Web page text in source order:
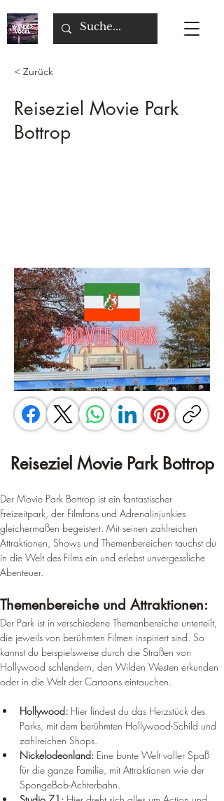
< Zurück
Reiseziel Movie Park
Bottrop
Reiseziel Movie Park Bottrop
Der Movie Park Bottrop ist ein fantastischer
Freizeitpark, der Filmfans und Adrenalinjunkies
gleichermaßen begeistert. Mit seinen zahlreichen
Attraktionen, Shows und Themenbereichen tauchst du
in die Welt des Films ein und erlebst unvergessliche
Abenteuer.
Themenbereiche und Attraktionen:
Der Park ist in verschiedene Themenbereiche unterteilt,
die jeweils von berühmten Filmen inspiriert sind. So
kannst du beispielsweise durch die Straßen von
Hollywood schlendern, den Wilden Westen erkunden
oder in die Welt der Cartoons eintauchen.
Hollywood: Hier findest du das Herzstück des
Parks, mit dem berühmten Hollywood-Schild und
zahlreichen Shops.
Nickelodeonland: Eine bunte Welt voller Spaß
für die ganze Familie, mit Attraktionen wie der
SpongeBob-Achterbahn.